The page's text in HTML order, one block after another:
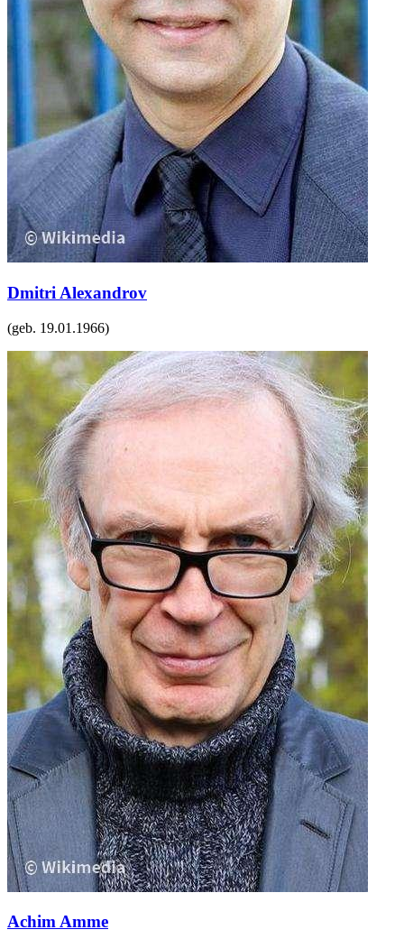
Dmitri Alexandrov
(geb. 19.01.1966)
Achim Amme